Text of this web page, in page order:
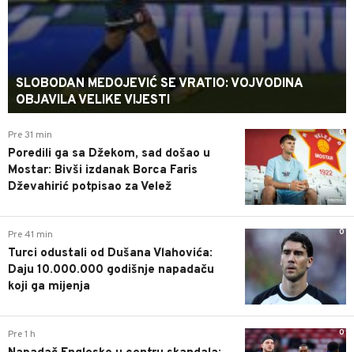
SLOBODAN MEDOJEVIĆ SE VRATIO: VOJVODINA
OBJAVILA VELIKE VIJESTI
0
Pre 31 min
Poredili ga sa Džekom, sad došao u
Mostar: Bivši izdanak Borca Faris
Dževahirić potpisao za Velež
0
Pre 41 min
Turci odustali od Dušana Vlahovića:
Daju 10.000.000 godišnje napadaču
koji ga mijenja
0
Pre 1 h